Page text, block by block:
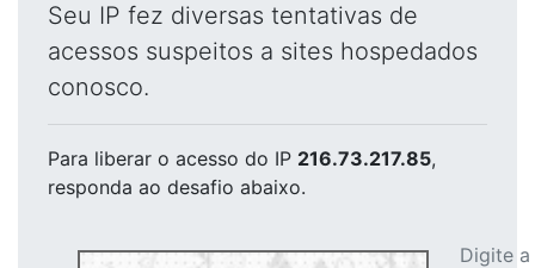
Seu IP fez diversas tentativas de
acessos suspeitos a sites hospedados
conosco.
Para liberar o acesso do IP 216.73.217.85,
responda ao desafio abaixo.
Digite